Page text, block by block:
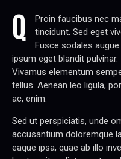
q
Proin faucibus nec
tincidunt. Sed eget
Fusce sodales
ipsum eget blandit
Vivamus elementum
tellus. Aenean leo ligula,
ac, enim.
Sed ut perspiciatis, unde
accusantium doloremque
eaque ipsa, quae ab illo